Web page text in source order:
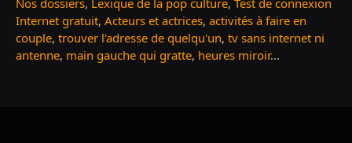
Nos dossiers, Lexique de la pop culture, Test de connexion
Internet gratuit, Acteurs et actrices, activités à faire en
couple, trouver l'adresse de quelqu'un, tv sans internet ni
antenne, main gauche qui gratte, heures miroir...